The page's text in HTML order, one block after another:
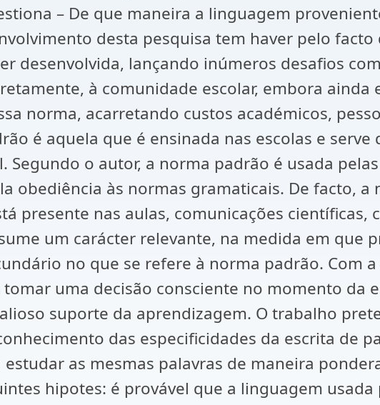
– De que maneira a linguagem
desta pesquisa tem haver pelo
desenvolvida, lançando inúmeros desafios
à comunidade escolar, embora
norma, acarretando custos académicos,
é aquela que é ensinada nas escolas e
Segundo o autor, a norma padrão é usada
obediência às normas gramaticais. De facto,
presente nas aulas, comunicações
um carácter relevante, na medida em
no que se refere à norma padrão. Com
uma decisão consciente no momento da
suporte da aprendizagem. O trabalho
das especificidades da escrita de
as mesmas palavras de maneira
hipotes: é provável que a linguagem